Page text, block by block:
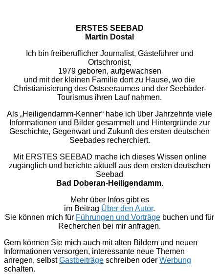
ERSTES SEEBAD
Martin Dostal
Ich bin freiberuflicher Journalist, Gästeführer und
Ortschronist,
1979 geboren, aufgewachsen
und mit der kleinen Familie dort zu Hause, wo die
Christianisierung des Ostseeraumes und der Seebäder-
Tourismus ihren Lauf nahmen.
Als „Heiligendamm-Kenner“ habe ich über Jahrzehnte viele
Informationen und Bilder gesammelt und Hintergründe zur
Geschichte, Gegenwart und Zukunft des ersten deutschen
Seebades recherchiert.
Mit ERSTES SEEBAD mache ich dieses Wissen online
zugänglich und berichte aktuell aus dem ersten deutschen
Seebad
Bad Doberan-Heiligendamm.
Mehr über Infos gibt es
im Beitrag Über den Autor.
Sie können mich für Führungen und Vorträge buchen und für
Recherchen bei mir anfragen.
Gern können Sie mich auch mit alten Bildern und neuen
Informationen versorgen, interessante neue Themen
anregen, selbstGastbeiträge schreiben oder Werbung
schalten.